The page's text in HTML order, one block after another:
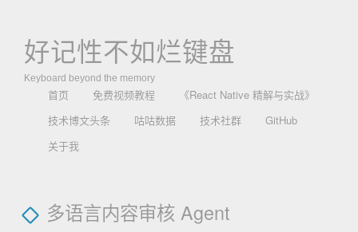
好记性不如烂键盘
Keyboard beyond the memory
首页 免费视频教程
《React Native 精解与实战》
技术博文头条
咕咕数据 技术社群
GitHub
关于我
多语言内容审核 Agent